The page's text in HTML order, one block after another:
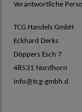
Verantwortliche
TCG Handels GmbH
Eckhard Derks
Döppers Esch 7
48531 Nordhorn
info@tcg-gmbh.d